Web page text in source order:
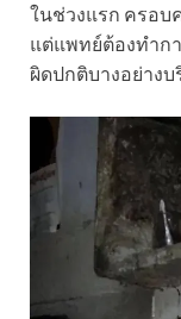
ในช่วงแรก ครอบ
แต่แพทย์ต้องทำก
ผิดปกติบางอย่าง